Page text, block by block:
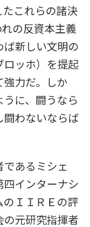
たこれらの諸決
の反資本主義
ば新しい文明の
ロッホ）を提起
強力だ。しか
に、闘うなら
闘わないならば
あるミシェ
四インターナシ
のＩＩＲＥの評
の元研究指揮者